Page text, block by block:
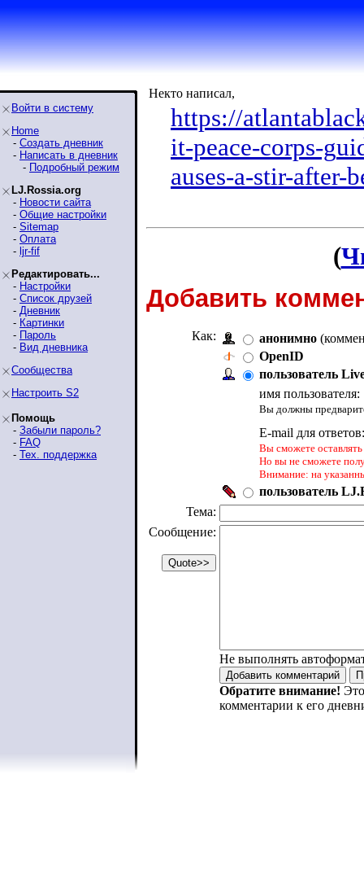
Войти в систему
Home
- Создать дневник
- Написать в дневник
- Подробный режим
LJ.Rossia.org
- Новости сайта
- Общие настройки
- Sitemap
- Оплата
- ljr-fif
Редактировать...
- Настройки
- Список друзей
- Дневник
- Картинки
- Пароль
- Вид дневника
Сообщества
Настроить S2
Помощь
- Забыли пароль?
- FAQ
- Тех. поддержка
Некто написал,
https://
it-peace-corps-g
auses-a-stir-after-
(
Добавить
Как: анонимно
OpenID
пользователь
имя пользователя:
Вы должны
E-mail для
Вы сможете
Но вы не сможете
Внимание: на
пользователь
Тема:
Сообщение:
Не выполнять
Обратите внимание!
комментарии к его